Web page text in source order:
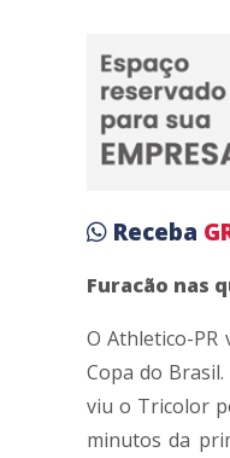
Receba
Furacão nas
O Athletico-
Copa do
viu o Tricolor
minutos da